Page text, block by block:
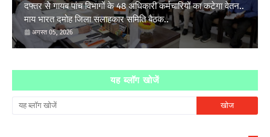
दफ्तर से गायब पांच विभागों के 48 अधिकारी कर्मचारियों का कटेगा वेतन..
माय भारत दमोह जिला सलाहकार समिति बैठक..
अगस्त 05, 2026
यह ब्लॉग खोजें